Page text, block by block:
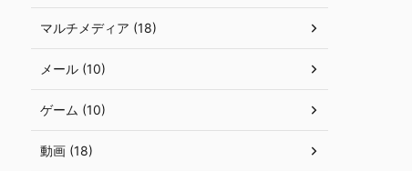
マルチメディア (18)
メール (10)
ゲーム (10)
動画 (18)